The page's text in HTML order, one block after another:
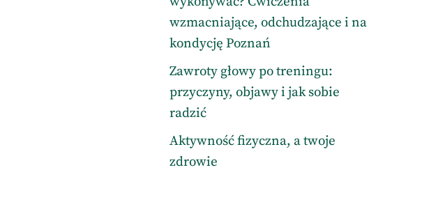
wzmacniające, odchudzające i na
kondycję Poznań
Zawroty głowy po treningu:
przyczyny, objawy i jak sobie
radzić
Aktywność fizyczna, a twoje
zdrowie